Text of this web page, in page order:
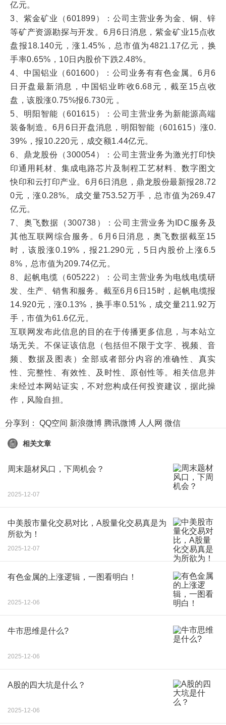
亿元。
3、紫金矿业（601899）：公司主营业务为金、铜、锌
等矿产资源勘探与开发。6月6日消息，紫金矿业15点收
盘报18.140元，涨1.45%，总市值为4821.17亿元，换
手率0.65%，10日内股价下跌2.48%。
4、中国铝业（601600）：公司业务有有色金属。6月6
日开盘最新消息，中国铝业昨收6.68元，截至15点收
盘，该股涨0.75%报6.730元 。
5、明阳智能（601615）：公司主营业务为新能源高端
装备制造。6月6日开盘消息，明阳智能（601615）涨0.
39%，报10.220元，成交额1.44亿元。
6、鼎龙股份（300054）：公司主营业务为激光打印快
印通用耗材、集成电路芯片及制程工艺材料、数字图文
快印和云打印产业。6月6日消息，鼎龙股份最新报28.72
0元，涨0.28%。成交量753.52万手，总市值为269.47
亿元。
7、奥飞数据（300738）：公司主营业务为IDC服务及
其他互联网综合服务。6月6日消息，奥飞数据截至15
时，该股涨0.19%，报21.290元，5日内股价上涨6.5
8%，总市值为209.74亿元。
8、起帆电缆（605222）：公司主营业务为电线电缆研
发、生产、销售和服务。截至6月6日15时，起帆电缆报
14.920元，涨0.13%，换手率0.51%，成交量211.92万
手，市值为61.6亿元。
互联网发布此信息的目的在于传播更多信息，与本站立
场无关。不保证该信息（包括但不限于文字、视频、音
频、数据及图表）全部或者部分内容的准确性、真实
性、完整性、有效性、及时性、原创性等。相关信息并
未经过本网站证实，不对您构成任何投资建议，据此操
作，风险自担。
分享到： QQ空间 新浪微博 腾讯微博 人人网 微信
相关文章
周末题材风口，下周机会？
2025-12-07
中美股市量化交易对比，A股量化交易真是为
所欲为！
2025-12-07
有色金属的上涨逻辑，一图看明白！
2025-12-06
牛市思维是什么?
2025-12-06
A股的四大坑是什么？
2025-12-06